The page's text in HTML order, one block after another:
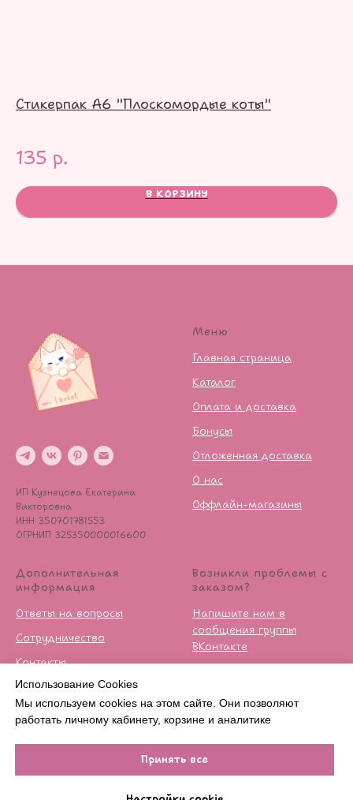
Использование Cookies
Мы используем cookies на этом сайте. Они позволяют
работать личному кабинету, корзине и аналитике
Принять все
В КОРЗИНУ
Стикерпак А6 "Плоскомордые коты"
135 р.
В КОРЗИНУ
ИП Кузнецова Екатерина
Викторовна
ИНН 350701781553
ОГРНИП 325350000016600
Меню
Главная страница
Каталог
Оплата и доставка
Бонусы
Отложенная доставка
О нас
Оффлайн-магазины
Дополнительная
информация
Ответы на вопросы
Сотрудничество
Контакты
Публичная оферта
Политика
конфиденцильности
Возникли проблемы с
заказом?
Напишите нам в
сообщения группы
ВКонтакте